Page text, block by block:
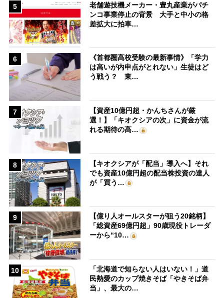
5
老舗遊技機メーカー・豊丸産業がパチ
ンコ事業停止の背景 大手と中小の格
差拡大に拍車…
6
《首都圏高校受験の最新事情》「学力
は高いが内申点がとれない」生徒はど
う戦う？ 東…
7
【資産10億円超・かんちさんが厳
選！】「キオクシアの次」に資金が流
れる期待の高…
8
【キオクシアが「配当」導入へ】それ
でも資産10億円超の配当株投資の達人
が「買う…
9
【億り人オールスターが狙う20銘柄】
「総資産69億円超」90歳現役トレーダ
ーから“10…
10
「北海道で知らない人はいない！」道
民熱愛のカップ焼きそば「やきそば弁
当」、最大の…